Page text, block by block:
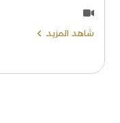
شاهد المزيد